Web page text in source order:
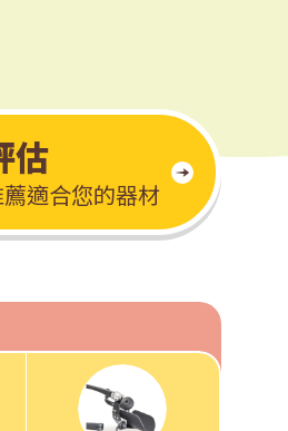
估
適合您的器材